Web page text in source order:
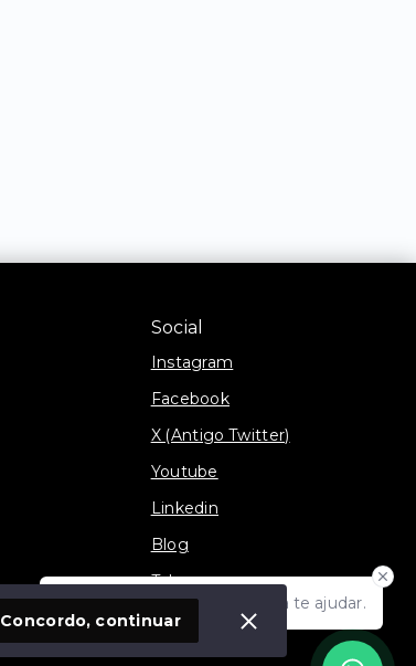
Olá! Estamos disponíveis para te ajudar.
Social
Instagram
Facebook
X (Antigo Twitter)
Youtube
Linkedin
Blog
Telegram
TikTok
Concordo, continuar